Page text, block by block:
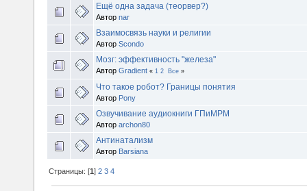
Ещё одна задача (теорвер?)
Автор nar
Взаимосвязь науки и религии
Автор Scondo
Мозг: эффективность "железа"
Автор Gradient « 1 2 Все »
Что такое робот? Границы понятия
Автор Pony
Озвучивание аудиокниги ГПиМРМ
Автор archon80
Антинатализм
Автор Barsiana
Страницы: [1]2 3 4